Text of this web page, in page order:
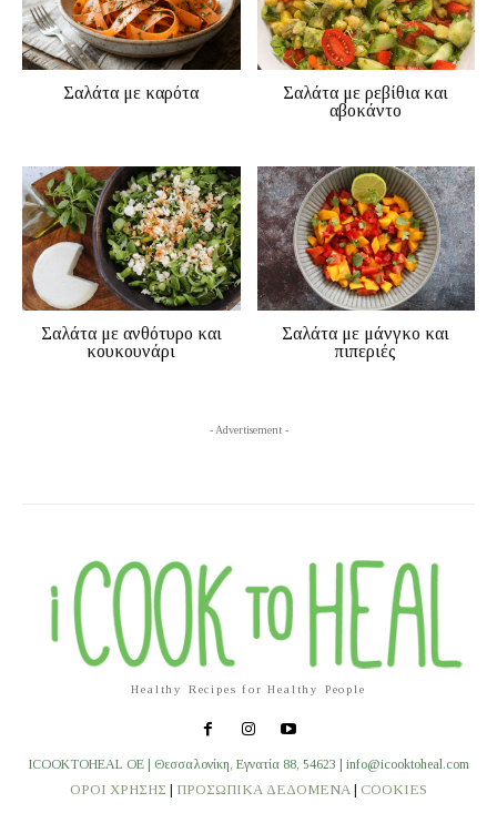
Σαλάτα με καρότα
Σαλάτα με ρεβίθια και
αβοκάντο
Σαλάτα με ανθότυρο και
κουκουνάρι
Σαλάτα με μάνγκο και
πιπεριές
- Advertisement -
Healthy Recipes for Healthy People
ICOOKTOHEAL OE | Θεσσαλονίκη, Εγνατία 88, 54623 | info@icooktoheal.com
ΟΡΟΙ ΧΡΗΣΗΣ | ΠΡΟΣΩΠΙΚΑ ΔΕΔΟΜΕΝΑ | COOKIES